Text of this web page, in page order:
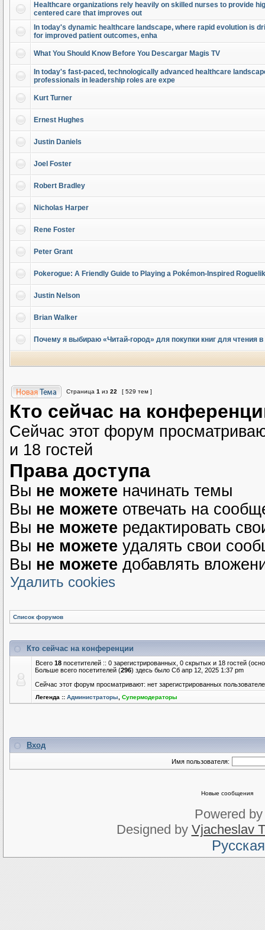
Healthcare organizations rely heavily on skilled nurses to provide
centered care that improves out
In today's dynamic healthcare landscape, where rapid evolution is
for improved patient outcomes, enha
What You Should Know Before You Descargar Magis TV
In today's fast-paced, technologically advanced healthcare
professionals in leadership roles are expe
Kurt Turner
Ernest Hughes
Justin Daniels
Joel Foster
Robert Bradley
Nicholas Harper
Rene Foster
Peter Grant
Pokerogue: A Friendly Guide to Playing a Pokémon-Inspired
Justin Nelson
Brian Walker
Почему я выбираю «Читай-город» для покупки книг для чтения
Страница 1 из 22 [ 529 тем ]
Кто сейчас на
Сейчас этот форум
и 18 гостей
Права доступа
Вы не можете начинать темы
Вы не можете отвечать на
Вы не можете редактировать
Вы не можете удалять свои
Вы не можете добавлять
Удалить cookies
Список форумов
Кто сейчас на конференции
Всего 18 посетителей :: 0 зарегистрированных, 0 скрытых и 18 гостей
Больше всего посетителей (296) здесь было Сб апр 12, 2025 1:37 pm
Сейчас этот форум просматривают: нет зарегистрированных
Легенда :: Администраторы Супермодераторы
Вход
Имя пользователя:
Новые сообщения
Powered
Designed by Vjacheslav